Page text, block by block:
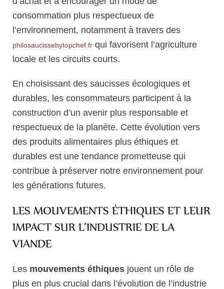
consommation plus respectueux de
l’environnement, notamment à travers des
philosaucissebytopchef.fr qui favorisent l’agriculture
locale et les circuits courts.
En choisissant des saucisses écologiques et
durables, les consommateurs participent à la
construction d’un avenir plus responsable et
respectueux de la planète. Cette évolution vers
des produits alimentaires plus éthiques et
durables est une tendance prometteuse qui
contribue à préserver notre environnement pour
les générations futures.
LES MOUVEMENTS ÉTHIQUES ET LEUR
IMPACT SUR L’INDUSTRIE DE LA
VIANDE
Les mouvements éthiques jouent un rôle de
plus en plus crucial dans l’évolution de l’industrie